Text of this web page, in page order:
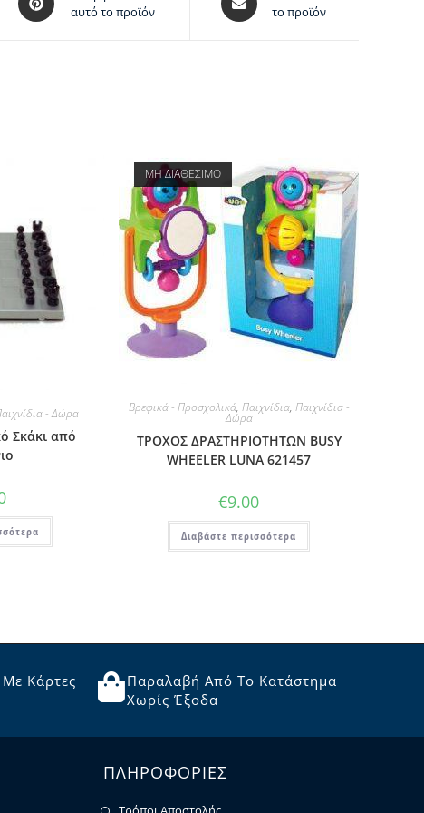
αυτό το προϊόν
το προϊόν
- Δώρα
Σκάκι από
ΜΗ ΔΙΑΘΕΣΙΜΟ
Βρεφικά - Προσχολικά, Παιχνίδια, Παιχνίδια -
Δώρα
ΤΡΟΧΟΣ ΔΡΑΣΤΗΡΙΟΤΗΤΩΝ BUSY
WHEELER LUNA 621457
€9.00
Διαβάστε περισσότερα
Κάρτες
Παραλαβή Από Το Κατάστημα
Χωρίς Έξοδα
ΠΛΗΡΟΦΟΡΙΕΣ